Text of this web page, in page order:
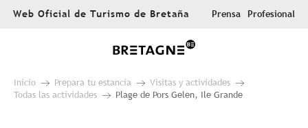
AllerWeb Oficial de Turismo de Bretaña Prensa Profesional
Inicio Prepara tu estancia
Visitas y actividades
Todas las actividades
Plage de Pors Gelen, Ile Grande